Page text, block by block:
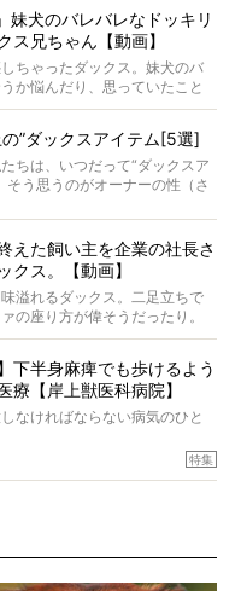
妹犬のバレバレなドッキリ
ス兄ちゃん【動画】
ちゃったダックス。妹犬のバ
か悩んだり、思っていたこと
なお悩み全開なダックスの様
”ダックスアイテム[5選]
ちは、いつだって“ダックスア
そう思うのがオーナーの性（さ
えた飼い主を企業の社長さ
クス。【動画】
溢れるダックス。二足立ちで
の座り方が偉そうだったり。
クスの姿は、もう人間にしか
下半身麻痺でも歩けるよう
療【岸上獣医科病院】
なければならない病気のひと
』では、ヘルニアに強い動物特集